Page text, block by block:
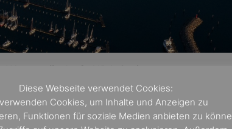
© AIDA Cruises
Diese Webseite verwendet Cookies:
Cookies, um Inhalte und Anzeigen zu
Funktionen für soziale Medien anbieten zu